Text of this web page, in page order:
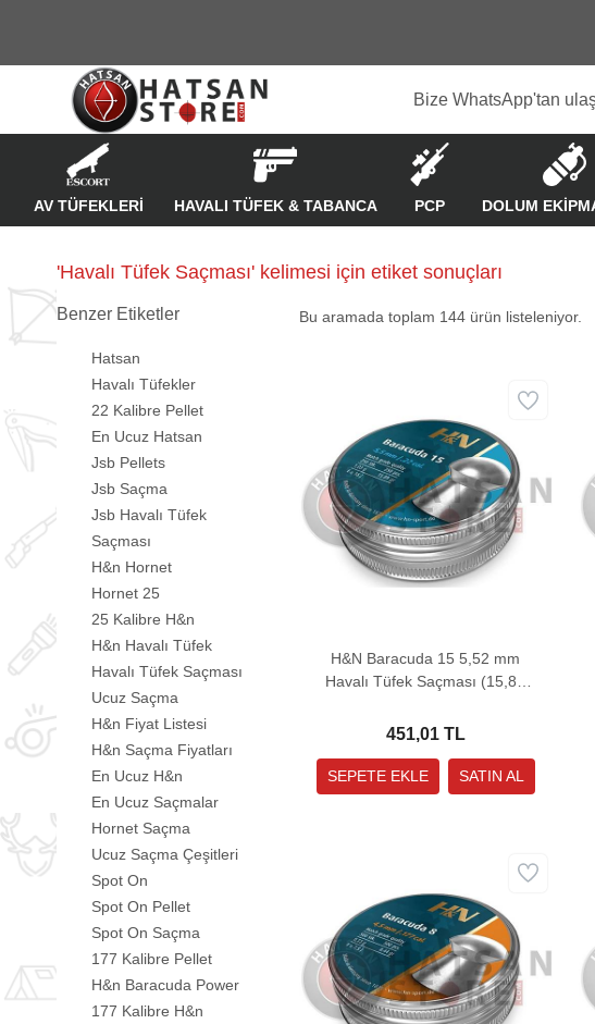
Bize WhatsApp'tan
AV TÜFEKLERİ HAVALI TÜFEK & TABANCA PCP DOLUM
'Havalı Tüfek Saçması' kelimesi için etiket sonuçları
Benzer Etiketler
Hatsan
Havalı Tüfekler
22 Kalibre Pellet
En Ucuz Hatsan
Jsb Pellets
Jsb Saçma
Jsb Havalı Tüfek
Saçması
H&n Hornet
Hornet 25
25 Kalibre H&n
H&n Havalı Tüfek
Havalı Tüfek Saçması
Ucuz Saçma
H&n Fiyat Listesi
H&n Saçma Fiyatları
En Ucuz H&n
En Ucuz Saçmalar
Hornet Saçma
Ucuz Saçma Çeşitleri
Spot On
Spot On Pellet
Spot On Saçma
177 Kalibre Pellet
H&n Baracuda Power
177 Kalibre H&n
Bu aramada toplam 144ürün listeleniyor.
H&N Baracuda 15 5,52 mm
Havalı Tüfek Saçması (15,89
451,01 TL